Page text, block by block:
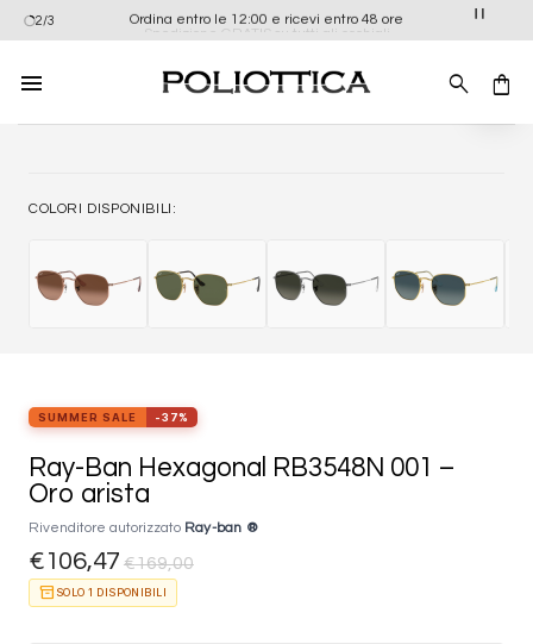
Salta
ai
contenuti
2/3
Spedizione GRATIS su tutti gli occhiali
Ordina entro le 12:00 e ricevi entro 48 ore
COLORI DISPONIBILI:
SUMMER SALE -37%
Ray-Ban Hexagonal RB3548N 001 –
Oro arista
Rivenditore autorizzato Ray-ban ®
€106,47 €169,00
inventory_2 SOLO 1 DISPONIBILI